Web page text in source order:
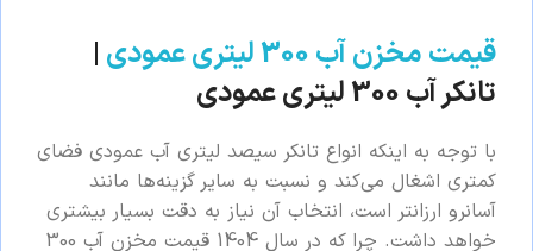
قیمت مخزن آب 300 لیتری عمودی
|
تانکر آب 300 لیتری عمودی
با توجه به اینکه انواع تانکر سیصد لیتری آب عمودی فضای
کمتری اشغال می‌کند و نسبت به سایر گزینه‌ها مانند
آسانرو ارزانتر است، انتخاب آن نیاز به دقت بسیار بیشتری
خواهد داشت. چرا که در سال 1404 قیمت مخزن آب 300